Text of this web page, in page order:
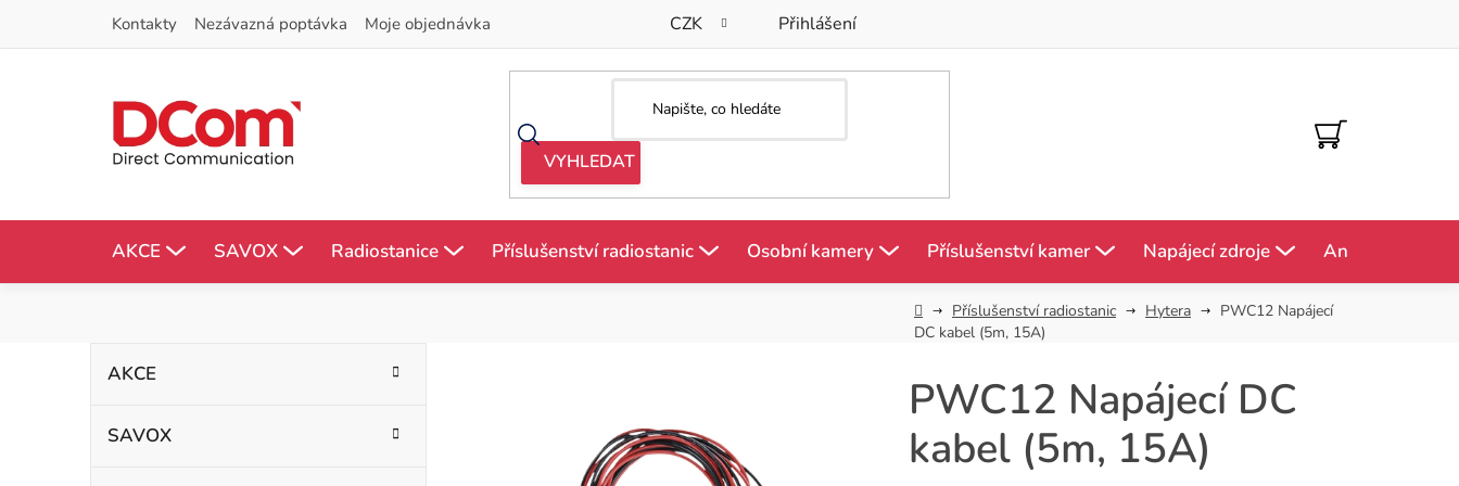
Kontakty Nezávazná poptávka Moje objednávka CZK Přihlášení
NÁKUPNÍ
KOŠÍK
AKCE SAVOX Radiostanice Příslušenství radiostanic Osobní kamery Příslušenství kamer Napájecí zdroje Antény
DomůPříslušenství radiostanic Hytera
PWC12 Napájecí
DC kabel (5m, 15A)
P
kategorie
AKCE
SAVOX
PWC12 Napájecí DC
kabel (5m, 15A)